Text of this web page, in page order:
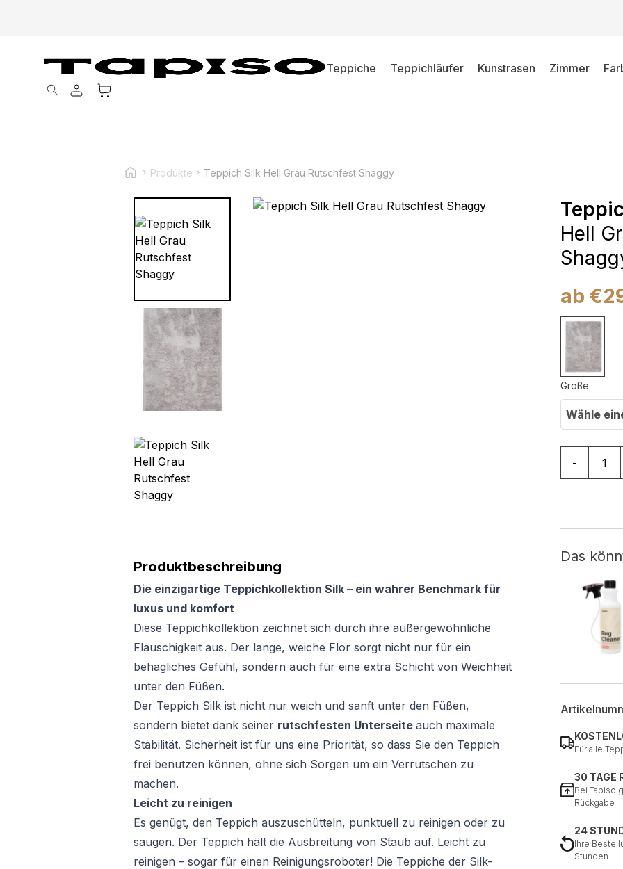
Teppiche Teppichläufer Kunstrasen Zimmer
Products search
Produkte Teppich Silk Hell Grau Rutschfest Shaggy
Produktbeschreibung
Die einzigartige Teppichkollektion Silk – ein wahrer Benchmark für
luxus und komfort
Diese Teppichkollektion zeichnet sich durch ihre außergewöhnliche
Flauschigkeit aus. Der lange, weiche Flor sorgt nicht nur für ein
behagliches Gefühl, sondern auch für eine extra Schicht von Weichheit
unter den Füßen.
Der Teppich Silk ist nicht nur weich und sanft unter den Füßen,
sondern bietet dank seiner rutschfesten Unterseite auch maximale
Stabilität. Sicherheit ist für uns eine Priorität, so dass Sie den Teppich
frei benutzen können, ohne sich Sorgen um ein Verrutschen zu
machen.
Leicht zu reinigen
Es genügt, den Teppich auszuschütteln, punktuell zu reinigen oder zu
saugen. Der Teppich hält die Ausbreitung von Staub auf. Leicht zu
reinigen – sogar für einen Reinigungsroboter! Die Teppiche der Silk-
Hell
ab €
Größe
Wähle
-
Das
Für alle
30 TAGE
Bei Tapiso
Rückgabe
24
Ihre
Stunden